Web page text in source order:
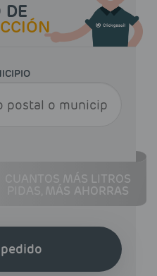
DE
CUANTOS MÁS LITROS
MÁS AHORRAS